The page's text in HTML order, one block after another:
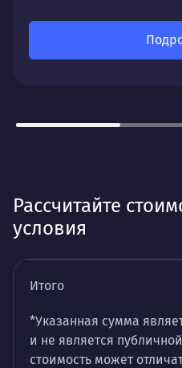
Рассчитайте
условия
Итого
*Указанная сумма
и не является
стоимость может